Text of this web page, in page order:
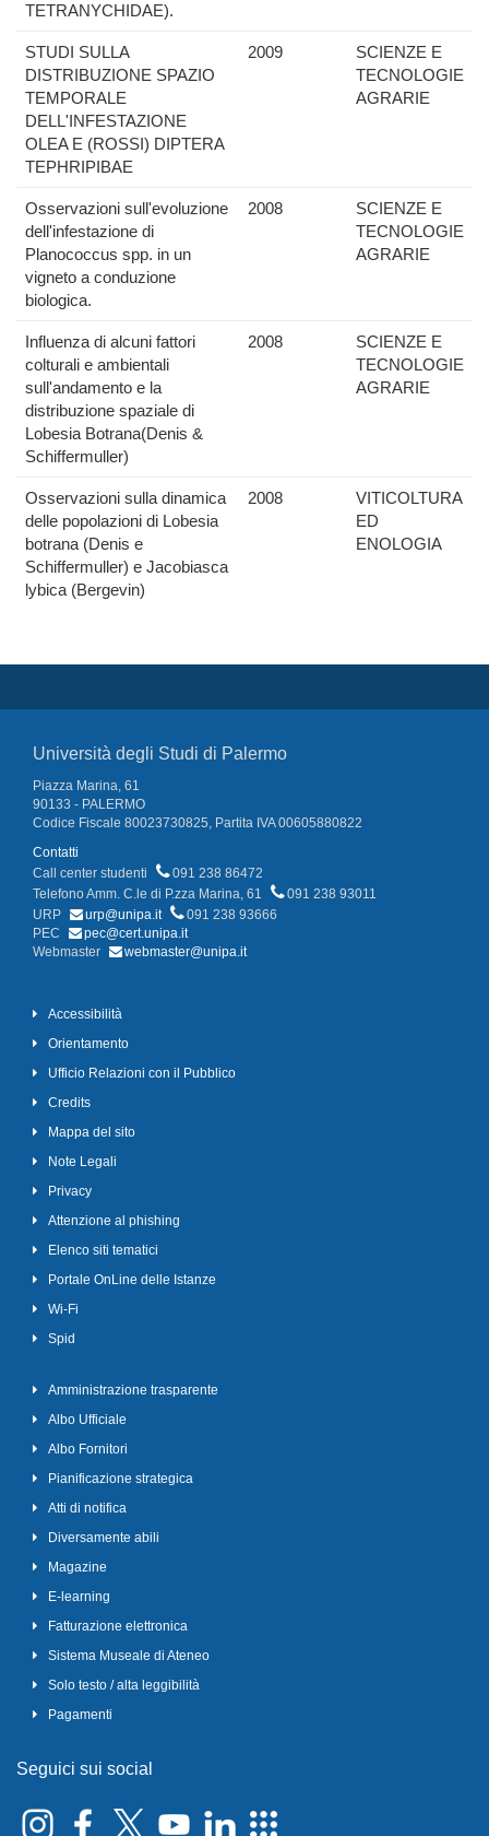
TETRANYCHIDAE).
STUDI SULLA
DISTRIBUZIONE SPAZIO
TEMPORALE
DELL'INFESTAZIONE
OLEA E (ROSSI) DIPTERA
TEPHRIPIBAE
2009
SCIENZE E
TECNOLOGIE
AGRARIE
Osservazioni sull'evoluzione
dell'infestazione di
Planococcus spp. in un
vigneto a conduzione
biologica.
2008
SCIENZE E
TECNOLOGIE
AGRARIE
Influenza di alcuni fattori
colturali e ambientali
sull'andamento e la
distribuzione spaziale di
Lobesia Botrana(Denis &
Schiffermuller)
2008
SCIENZE E
TECNOLOGIE
AGRARIE
Osservazioni sulla dinamica
delle popolazioni di Lobesia
botrana (Denis e
Schiffermuller) e Jacobiasca
lybica (Bergevin)
2008
VITICOLTURA
ED
ENOLOGIA
Università degli Studi di Palermo
Piazza Marina, 61
90133 - PALERMO
Codice Fiscale 80023730825, Partita IVA 00605880822
Contatti
Call center studenti
091 238 86472
Telefono Amm. C.le di P.zza Marina, 61
091 238 93011
URP
urp@unipa.it
091 238 93666
PEC
pec@cert.unipa.it
Webmaster
webmaster@unipa.it
Accessibilità
Orientamento
Ufficio Relazioni con il Pubblico
Credits
Mappa del sito
Note Legali
Privacy
Attenzione al phishing
Elenco siti tematici
Portale OnLine delle Istanze
Wi-Fi
Spid
Amministrazione trasparente
Albo Ufficiale
Albo Fornitori
Pianificazione strategica
Atti di notifica
Diversamente abili
Magazine
E-learning
Fatturazione elettronica
Sistema Museale di Ateneo
Solo testo / alta leggibilità
Pagamenti
Seguici sui social